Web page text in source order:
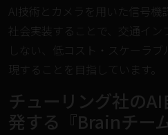
AI技術とカメラを用いた信号機
社会実装することで、交通イン
しない、低コスト・スケーラ
現することを目指しています。
チューリング社の
発する『Brainチー